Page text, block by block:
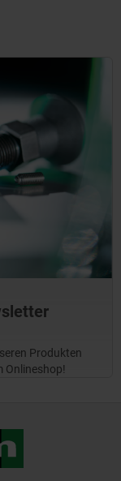
Produkten
Onlineshop!